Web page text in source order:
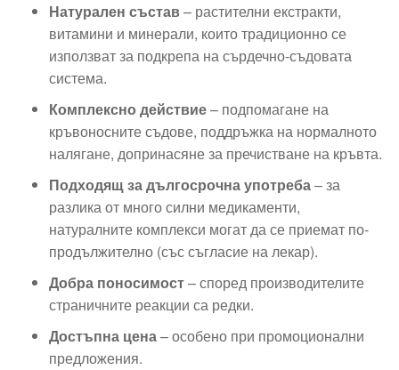
Натурален състав– растителни екстракти,
витамини и минерали, които традиционно се
използват за подкрепа на сърдечно-съдовата
система.
Комплексно действие– подпомагане на
кръвоносните съдове, поддръжка на нормалното
налягане, допринасяне за пречистване на кръвта.
Подходящ за дългосрочна употреба– за
разлика от много силни медикаменти,
натуралните комплекси могат да се приемат по-
продължително (със съгласие на лекар).
Добра поносимост– според производителите
страничните реакции са редки.
Достъпна цена– особено при промоционални
предложения.